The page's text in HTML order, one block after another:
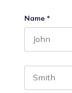
Name *